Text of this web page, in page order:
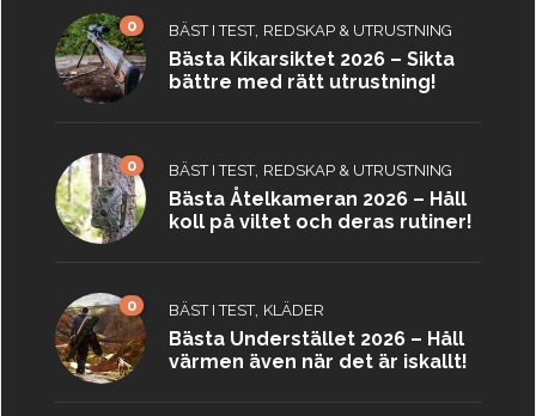
0 BÄST I TEST, REDSKAP & UTRUSTNING
Bästa Kikarsiktet 2026 – Sikta
bättre med rätt utrustning!
0 BÄST I TEST, REDSKAP & UTRUSTNING
Bästa Åtelkameran 2026 – Håll
koll på viltet och deras rutiner!
0 BÄST I TEST, KLÄDER
Bästa Understället 2026 – Håll
värmen även när det är iskallt!